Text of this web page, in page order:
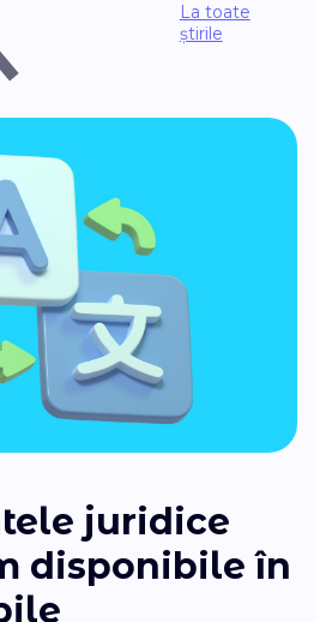
La toate
știrile
juridice
disponibile în